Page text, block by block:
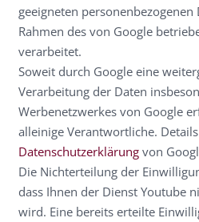
geeigneten
Rahmen des von Google
verarbeitet.
Soweit durch Google eine
Verarbeitung der Daten
Werbenetzwerkes von Google
alleinige Verantwortliche.
Datenschutzerklärungvon
Die Nichterteilung der
dass Ihnen der Dienst Youtube
wird. Eine bereits erteilte